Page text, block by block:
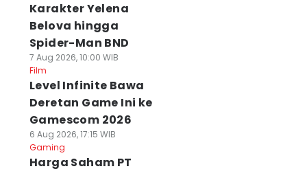
Karakter Yelena
Belova hingga
Spider-Man BND
7 Aug 2026, 10:00 WIB
Film
Level Infinite Bawa
Deretan Game Ini ke
Gamescom 2026
6 Aug 2026, 17:15 WIB
Gaming
Harga Saham PT